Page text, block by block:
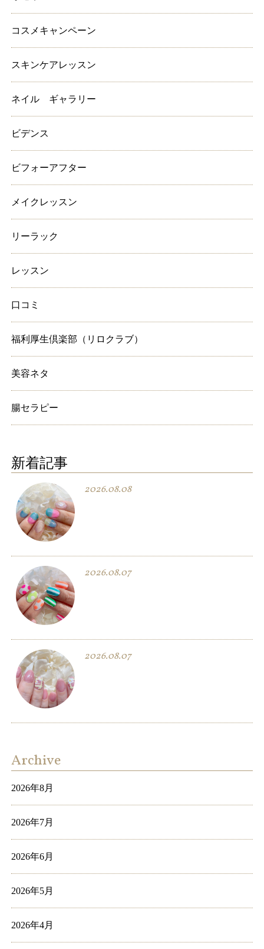
コスメキャンペーン
スキンケアレッスン
ネイル ギャラリー
ビデンス
ビフォーアフター
メイクレッスン
リーラック
レッスン
口コミ
福利厚生倶楽部（リロクラブ）
美容ネタ
腸セラピー
新着記事
2026.08.08
2026.08.07
2026.08.07
Archive
2026年8月
2026年7月
2026年6月
2026年5月
2026年4月